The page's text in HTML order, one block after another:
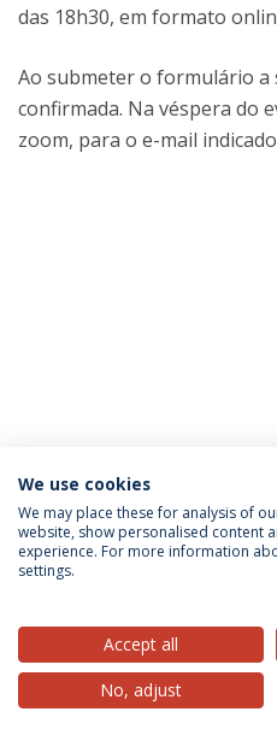
das 18h30, em formato
Ao submeter o formulário a
confirmada. Na véspera do
zoom, para o e-mail
Política de Privacidade
Direitos do
© 2026 Universidade
We use cookies
We may place these for analysis of
website, show personalised content
experience. For more information
settings.
Accept all
No, adjust